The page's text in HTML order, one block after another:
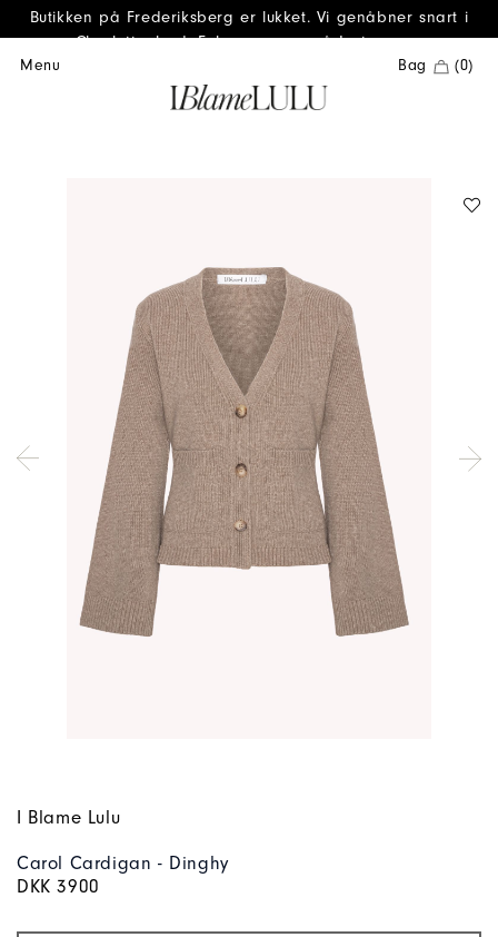
Butikken på Frederiksberg er lukket. Vi genåbner snart i
Charlottenlund. Følg os gerne på Instagram.
Menu Bag (0)
I Blame Lulu
Carol Cardigan - Dinghy
DKK 3900